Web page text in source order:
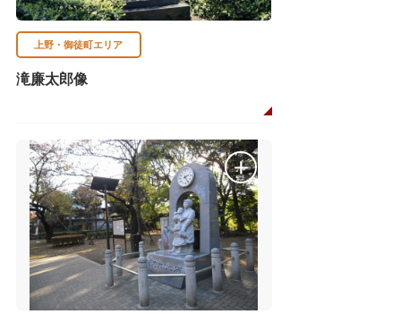
上野・御徒町エリア
滝廉太郎像